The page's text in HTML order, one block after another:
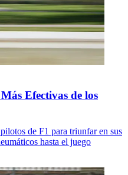
Efectivas de los
de F1 para triunfar en sus
hasta el juego